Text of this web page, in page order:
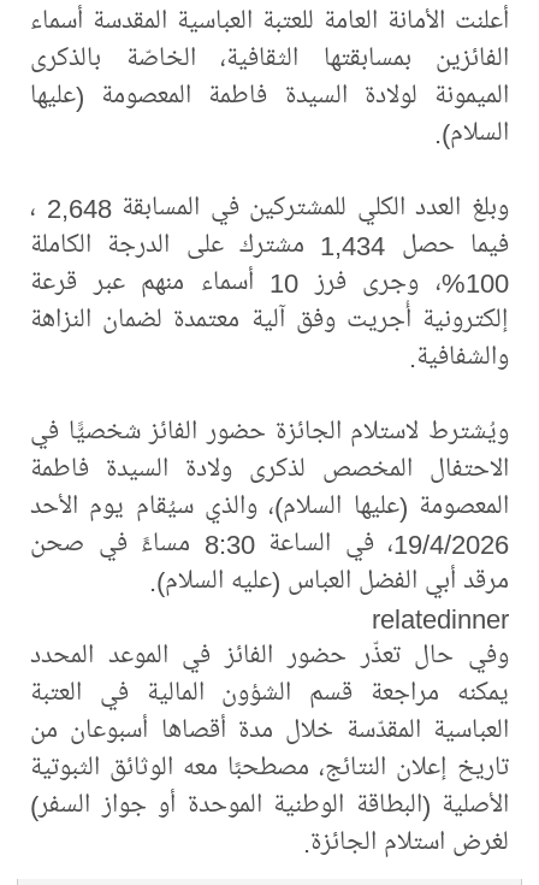
أعلنت الأمانة العامة للعتبة العباسية المقدسة أسماء
الفائزين بمسابقتها الثقافية، الخاصّة بالذكرى
الميمونة لولادة السيدة فاطمة المعصومة (عليها
السلام).
وبلغ العدد الكلي للمشتركين في المسابقة 2,648 ،
فيما حصل 1,434 مشترك على الدرجة الكاملة
100%، وجرى فرز 10 أسماء منهم عبر قرعة
إلكترونية أُجريت وفق آلية معتمدة لضمان النزاهة
والشفافية.
ويُشترط لاستلام الجائزة حضور الفائز شخصيًّا في
الاحتفال المخصص لذكرى ولادة السيدة فاطمة
المعصومة (عليها السلام)، والذي سيُقام يوم الأحد
19/4/2026، في الساعة 8:30 مساءً في صحن
مرقد أبي الفضل العباس (عليه السلام).
relatedinner
وفي حال تعذّر حضور الفائز في الموعد المحدد
يمكنه مراجعة قسم الشؤون المالية في العتبة
العباسية المقدّسة خلال مدة أقصاها أسبوعان من
تاريخ إعلان النتائج، مصطحبًا معه الوثائق الثبوتية
الأصلية (البطاقة الوطنية الموحدة أو جواز السفر)
لغرض استلام الجائزة.